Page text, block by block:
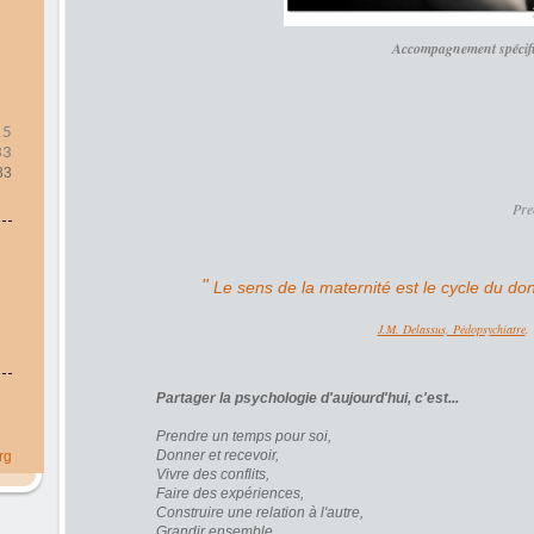
Accompagnement
"Le sens de la maternité est le cycle du
J.M. Delassus, Pédopsychiatre.
Partager la psychologie d'aujourd'hui, c'est...
Prendre un temps pour soi,
Donner et recevoir,
Vivre des conflits,
Faire des expériences,
Construire une relation à l'autre,